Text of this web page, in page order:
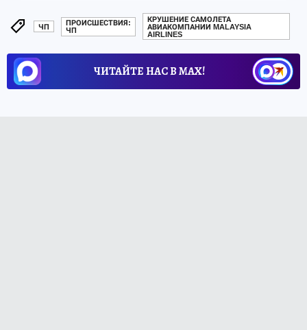
ЧП
ПРОИСШЕСТВИЯ:
ЧП
КРУШЕНИЕ САМОЛЕТА
АВИАКОМПАНИИ MALAYSIA
AIRLINES
ЧИТАЙТЕ НАС В МАХ!